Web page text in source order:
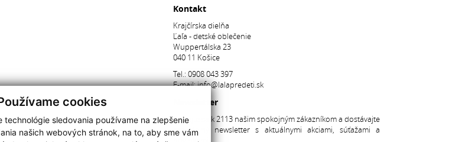
cookies
technológie sledovania používame na zlepšenie
našich webových stránok, na to, aby sme vám
Kontakt
Krajčírska dielňa
Ľaľa - detské oblečenie
Wuppertálska 23
040 11 Košice
Tel.: 0908 043 397
E-mail:info@lalapredeti.sk
Newsletter
Pridajte sa k 2113 našim spokojným zákazníkom a dostávajte
pravidelný newsletter s aktuálnymi akciami, súťažami a